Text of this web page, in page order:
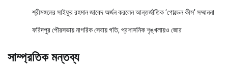
শ্রীমঙ্গলের সাইফুর রহমান জাবেদ অর্জন করলেন আন্তর্জাতিক ‘গোল্ডেন কীস’ সম্মাননা
ফরিদপুর পৌরসভায় নাগরিক সেবায় গতি, প্রশাসনিক শৃঙ্খলায়ও জোর
সাম্প্রতিক মন্তব্য